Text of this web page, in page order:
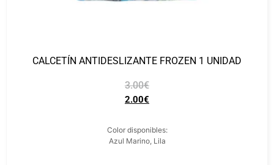
CALCETÍN ANTIDESLIZANTE FROZEN 1 UNIDAD
3.00€
2.00€
Color disponibles:
Azul Marino, Lila